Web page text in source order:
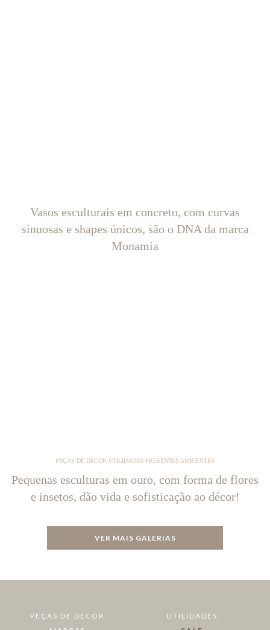
Vasos esculturais em concreto, com curvas
sinuosas e shapes únicos, são o DNA da marca
Monamia
PEÇAS DE DÉCOR UTILIDADES PRESENTES AMBIENTES
Pequenas esculturas em ouro, com forma de flores
e insetos, dão vida e sofisticação ao décor!
VER MAIS GALERIAS
PEÇAS DE DÉCOR
UTILIDADES